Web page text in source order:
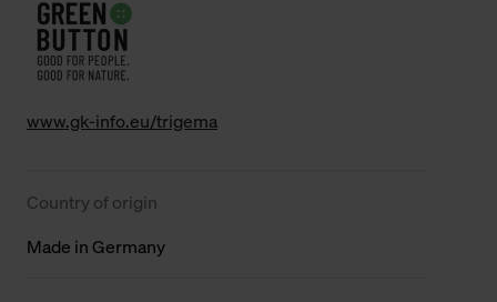
www.gk-info.eu/trigema
Country of origin
Made in Germany